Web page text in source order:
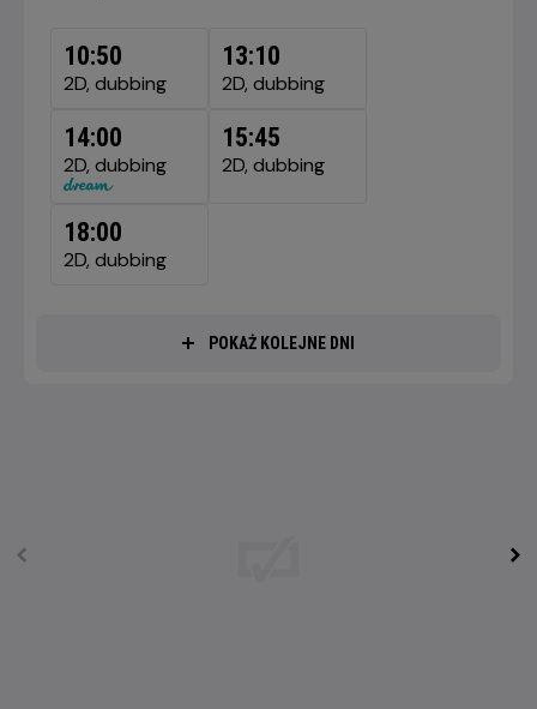
SIERPNIA
2026
10:50
2D, dubbing
13:10
2D, dubbing
14:00
2D, dubbing
15:45
2D, dubbing
18:00
2D, dubbing
POKAŻ KOLEJNE DNI